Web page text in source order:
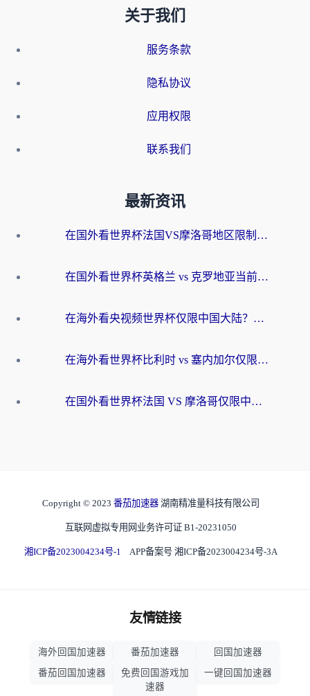
关于我们
服务条款
隐私协议
应用权限
联系我们
最新资讯
在国外看世界杯法国VS摩洛哥地区限制？这篇指南让你流畅看中文解说无压力
在国外看世界杯英格兰 vs 克罗地亚当前地区不可播放？这篇指南帮你搞定所有海外观赛难题
在海外看央视频世界杯仅限中国大陆？这篇指南帮你解锁中文解说+无卡顿直播
在海外看世界杯比利时 vs 塞内加尔仅限中国大陆？我找到了最流畅的中文解说之路
在国外看世界杯法国 VS 摩洛哥仅限中国大陆？海外党这样看中文解说赛事不卡顿
Copyright © 2023 番茄加速器 湖南精准量科技有限公司
互联网虚拟专用网业务许可证 B1-20231050
湘ICP备2023004234号-1 APP备案号 湘ICP备2023004234号-3A
友情链接
海外回国加速器 番茄加速器
回国加速器
番茄回国加速器
免费回国游戏加
速器
一键回国加速器